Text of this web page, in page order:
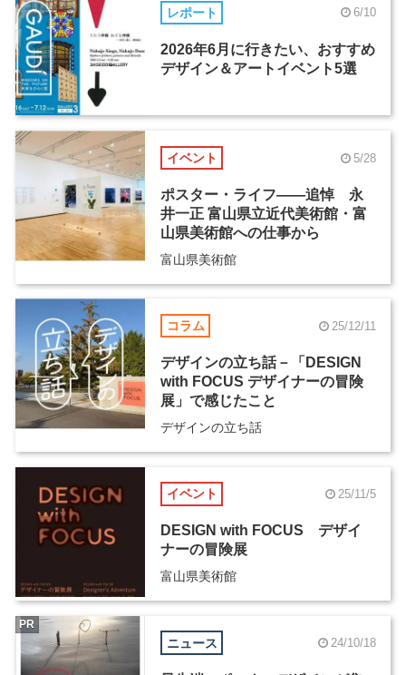
レポート 6/10
2026年6月に行きたい、おすすめ
デザイン＆アートイベント5選
イベント 5/28
ポスター・ライフ――追悼 永
井一正 富山県立近代美術館・富
山県美術館への仕事から
富山県美術館
コラム 25/12/11
デザインの立ち話－「DESIGN
with FOCUS デザイナーの冒険
展」で感じたこと
デザインの立ち話
イベント 25/11/5
DESIGN with FOCUS デザイ
ナーの冒険展
富山県美術館
ニュース 24/10/18
PR